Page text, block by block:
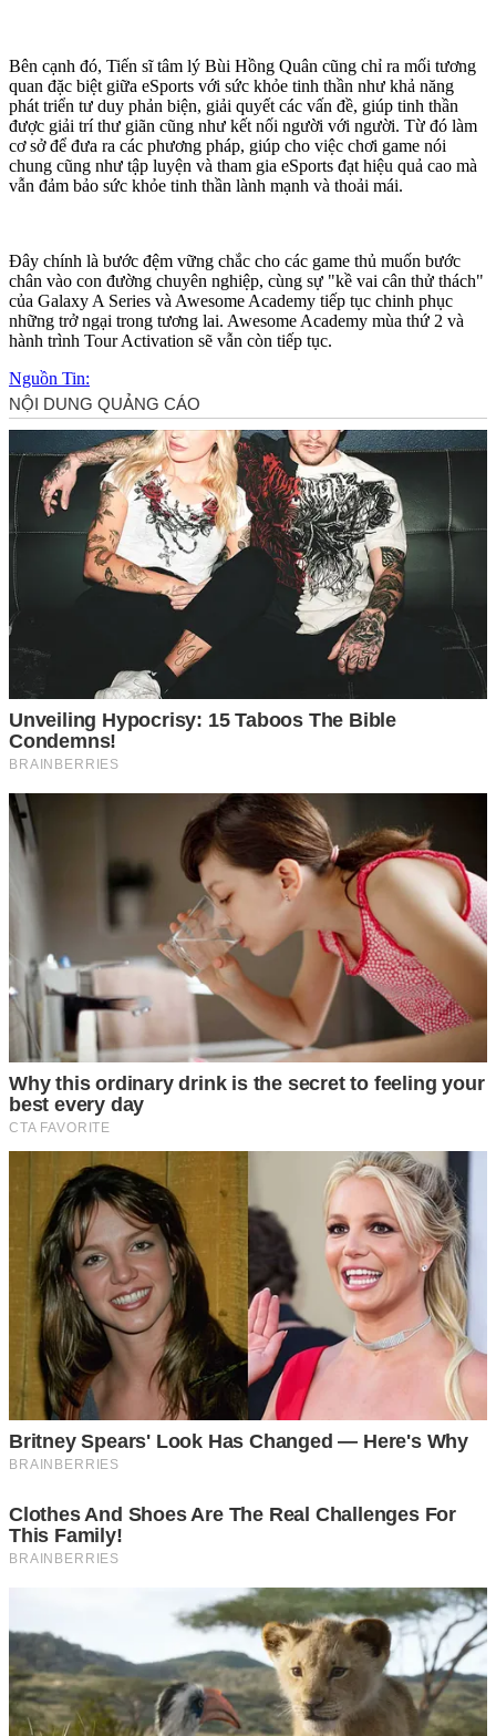
Bên cạnh đó, Tiến sĩ tâm lý Bùi Hồng Quân cũng chỉ ra mối tương
quan đặc biệt giữa eSports với sức khỏe tinh thần như khả năng
phát triển tư duy phản biện, giải quyết các vấn đề, giúp tinh thần
được giải trí thư giãn cũng như kết nối người với người. Từ đó làm
cơ sở để đưa ra các phương pháp, giúp cho việc chơi game nói
chung cũng như tập luyện và tham gia eSports đạt hiệu quả cao mà
vẫn đảm bảo sức khỏe tinh thần lành mạnh và thoải mái.
Đây chính là bước đệm vững chắc cho các game thủ muốn bước
chân vào con đường chuyên nghiệp, cùng sự "kề vai cân thử thách"
của Galaxy A Series và Awesome Academy tiếp tục chinh phục
những trở ngại trong tương lai. Awesome Academy mùa thứ 2 và
hành trình Tour Activation sẽ vẫn còn tiếp tục.
Nguồn Tin: